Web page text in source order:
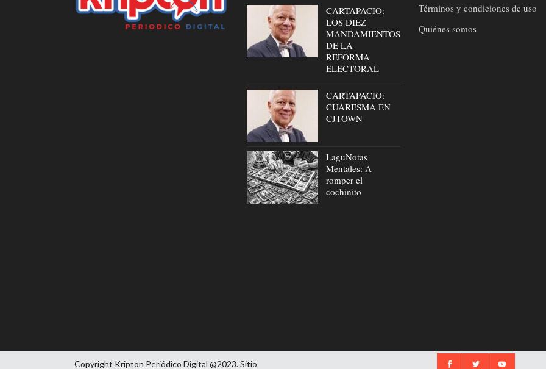
CARTAPACIO:
LOS DIEZ
MANDAMIENTOS
DE LA
REFORMA
ELECTORAL
CARTAPACIO:
CUARESMA EN
CJTOWN
LaguNotas
Mentales: A
romper el
cochinito
Términos y condiciones de uso
Quiénes somos
Copyright Kripton Periódico Digital @2023. Sitio